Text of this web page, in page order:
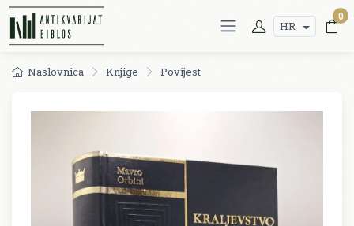
HR
0
Naslovnica Knjige Povijest